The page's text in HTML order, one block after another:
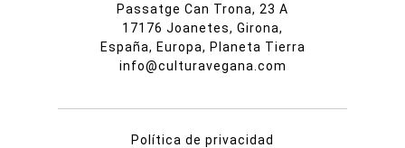
Passatge Can Trona, 23 A
17176 Joanetes, Girona,
España, Europa, Planeta Tierra
info@culturavegana.com
Política de privacidad